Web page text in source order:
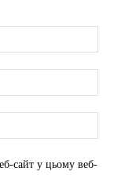
сайт у цьому веб-